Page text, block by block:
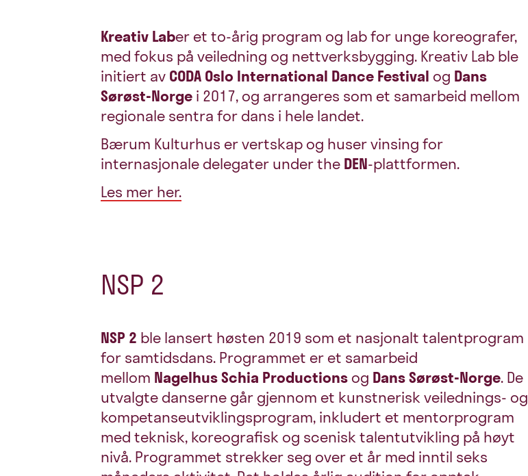
Kreativ Laber et to-årig program og lab for unge koreografer,
med fokus på veiledning og nettverksbygging. Kreativ Lab ble
initiert av CODA Oslo International Dance Festival og Dans
Sørøst-Norge i 2017, og arrangeres som et samarbeid mellom
regionale sentra for dans i hele landet.
Bærum Kulturhus er vertskap og huser vinsing for
internasjonale delegater under the DEN-plattformen.
Les mer her.
NSP 2
NSP 2 ble lansert høsten 2019 som et nasjonalt talentprogram
for samtidsdans. Programmet er et samarbeid
mellom Nagelhus Schia Productionsog Dans Sørøst-Norge. De
utvalgte danserne går gjennom et kunstnerisk veilednings- og
kompetanseutviklingsprogram, inkludert et mentorprogram
med teknisk, koreografisk og scenisk talentutvikling på høyt
nivå. Programmet strekker seg over et år med inntil seks